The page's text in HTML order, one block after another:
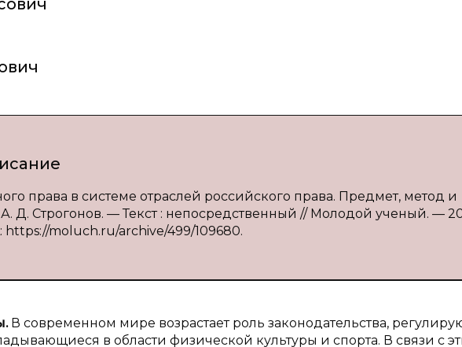
права в системе отраслей российского права. Предмет, метод и
Д. Строгонов. — Текст : непосредственный // Молодой ученый. —
moluch.ru/archive/499/109680.
В современном мире возрастает роль законодательства,
в области физической культуры и спорта. В связи с